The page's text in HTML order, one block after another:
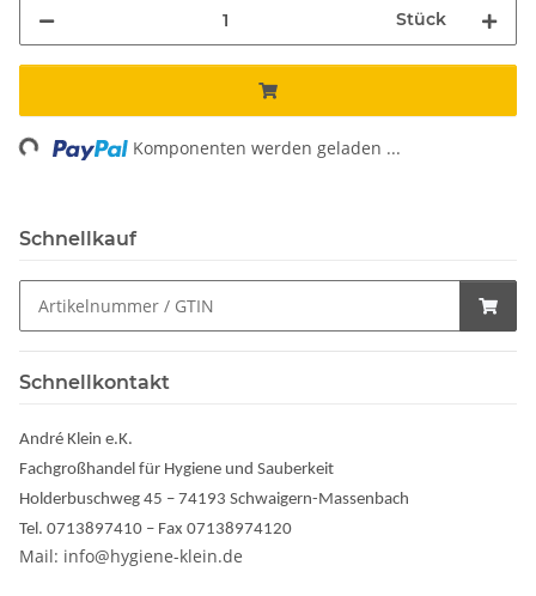
Stück
Komponenten werden geladen ...
Schnellkauf
Schnellkontakt
André Klein e.K.
Fachgroßhandel für Hygiene und Sauberkeit
Holderbuschweg 45 – 74193 Schwaigern-Massenbach
Tel. 0713897410 – Fax 07138974120
Mail: info@hygiene-klein.de